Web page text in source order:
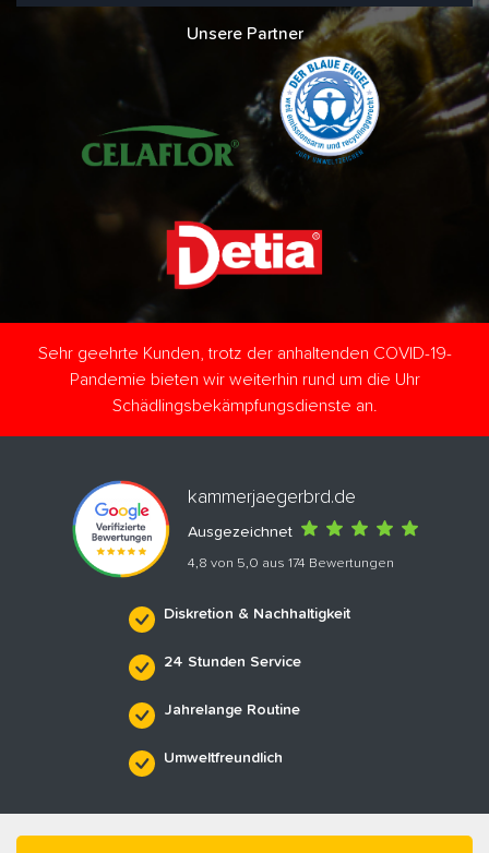
Unsere Partner
Sehr geehrte Kunden, trotz der anhaltenden COVID-19-
Pandemie bieten wir weiterhin rund um die Uhr
Schädlingsbekämpfungsdienste an.
kammerjaegerbrd.de
Ausgezeichnet
4,8 von 5,0 aus 174 Bewertungen
Diskretion & Nachhaltigkeit
24 Stunden Service
Jahrelange Routine
Umweltfreundlich